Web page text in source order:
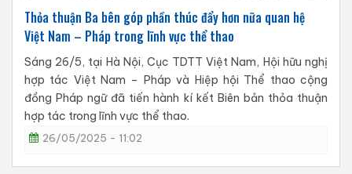
Thỏa thuận Ba bên góp phần thúc đẩy hơn nữa quan hệ
Việt Nam – Pháp trong lĩnh vực thể thao
Sáng 26/5, tại Hà Nội, Cục TDTT Việt Nam, Hội hữu nghị
hợp tác Việt Nam – Pháp và Hiệp hội Thể thao cộng
đồng Pháp ngữ đã tiến hành kí kết Biên bản thỏa thuận
hợp tác trong lĩnh vực thể thao.
26/05/2025 - 11:02